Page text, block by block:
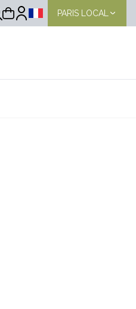
Choix de la langue
PARIS LOCAL